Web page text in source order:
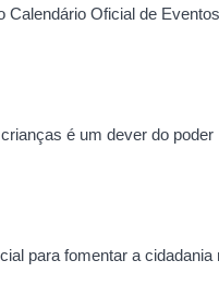
Calendário Oficial de
é um dever do poder
para fomentar a cidadania